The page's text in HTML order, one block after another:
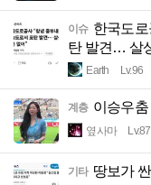
이슈 한국도로
탄 발견… 살
Earth Lv.96
계층 이승우춤
옆사마 Lv.87
기타 땅보가